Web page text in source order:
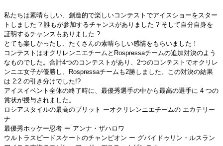
私たちは素晴らしい、創造的で楽しいコンテストでアイスショーをスター
トしました ? 誰もが参加するチャンスがありました ? そして自分自身を
証明するチャンスもありました ?
とても楽しかったし、たくさんの素晴らしい感情をもらいました！
コンテストはオクリレンニエチームとRospressaチームの追加対決のよう
なものでした。合計4つのコンテストがあり、2つのコンテストでオクリレ
ンニエ女子が優勝し、Rospressaチームも2勝しました。この対決の結果
は 2:2 の引き分けでした!?
アイスイベント全体の終了時に、最優秀選手の中から最高の選手に 4 つの
賞状が授与されました。
ロシアスタイルの最高のブリット ーオクリレンニエチームの エカテリー
ナ
最優秀ホッケー忍者 ー アンナ・ザハロワ
ウルトラスピードスケートのチャンピオン ー グバイドゥリン・ルスラン